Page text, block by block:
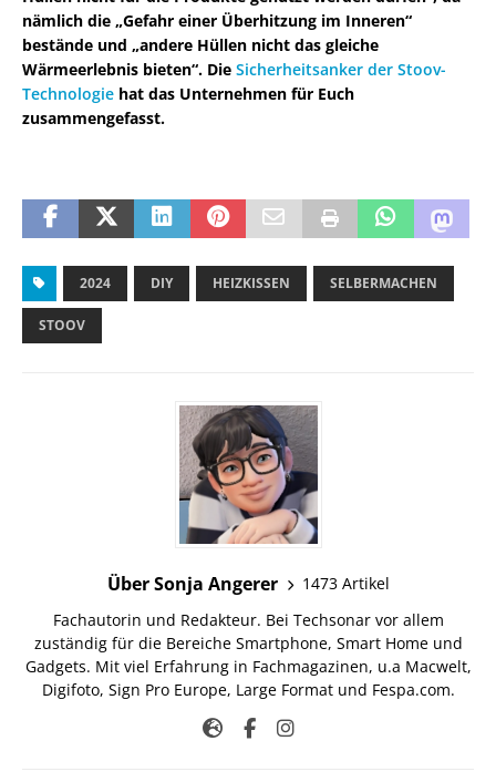
nämlich die „Gefahr einer Überhitzung im Inneren“
bestände und „andere Hüllen nicht das gleiche
Wärmeerlebnis bieten“. Die Sicherheitsanker der Stoov-
Technologie hat das Unternehmen für Euch
zusammengefasst.
2024 DIY HEIZKISSEN SELBERMACHEN
STOOV
Über Sonja Angerer
1473 Artikel
Fachautorin und Redakteur. Bei Techsonar vor allem
zuständig für die Bereiche Smartphone, Smart Home und
Gadgets. Mit viel Erfahrung in Fachmagazinen, u.a Macwelt,
Digifoto, Sign Pro Europe, Large Format und Fespa.com.